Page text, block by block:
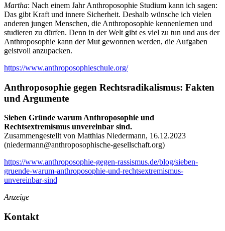
Martha: Nach einem Jahr Anthroposophie Studium kann ich sagen:
Das gibt Kraft und innere Sicherheit. Deshalb wünsche ich vielen
anderen jungen Menschen, die Anthroposophie kennenlernen und
studieren zu dürfen. Denn in der Welt gibt es viel zu tun und aus der
Anthroposophie kann der Mut gewonnen werden, die Aufgaben
geistvoll anzupacken.
https://www.anthroposophieschule.org/
Anthroposophie gegen Rechtsradikalismus: Fakten
und Argumente
Sieben Gründe warum Anthroposophie und
Rechtsextremismus unvereinbar sind.
Zusammengestellt von Matthias Niedermann, 16.12.2023
(niedermann@anthroposophische-gesellschaft.org)
https://www.anthroposophie-gegen-rassismus.de/blog/sieben-
gruende-warum-anthroposophie-und-rechtsextremismus-
unvereinbar-sind
Anzeige
Kontakt